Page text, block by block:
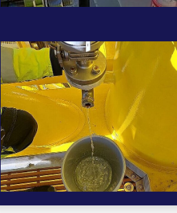
Show larger version